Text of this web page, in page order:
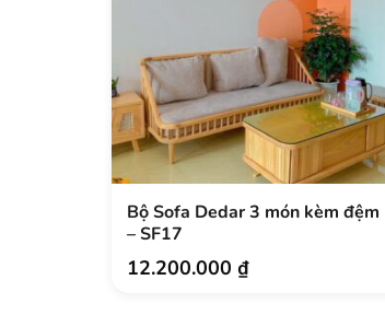
Bộ Sofa Dedar 3 món kèm đệm
– SF17
12.200.000₫